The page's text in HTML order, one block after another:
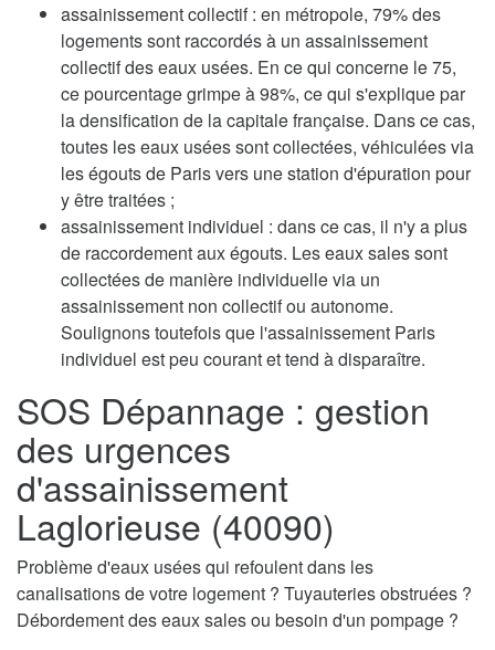
assainissement collectif : en métropole, 79% des
logements sont raccordés à un assainissement
collectif des eaux usées. En ce qui concerne le 75,
ce pourcentage grimpe à 98%, ce qui s'explique par
la densification de la capitale française. Dans ce cas,
toutes les eaux usées sont collectées, véhiculées via
les égouts de Paris vers une station d'épuration pour
y être traitées ;
assainissement individuel : dans ce cas, il n'y a plus
de raccordement aux égouts. Les eaux sales sont
collectées de manière individuelle via un
assainissement non collectif ou autonome.
Soulignons toutefois que l'assainissement Paris
individuel est peu courant et tend à disparaître.
SOS Dépannage : gestion
des urgences
d'assainissement
Laglorieuse (40090)
Problème d'eaux usées qui refoulent dans les
canalisations de votre logement ? Tuyauteries obstruées ?
Débordement des eaux sales ou besoin d'un pompage ?